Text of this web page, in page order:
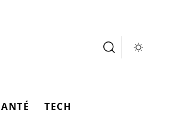
TECH